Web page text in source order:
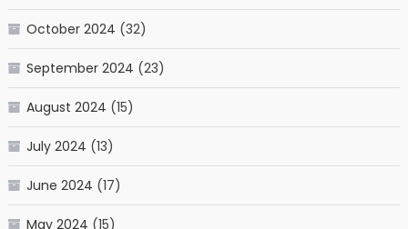
October 2024 (32)
September 2024 (23)
August 2024 (15)
July 2024 (13)
June 2024 (17)
May 2024 (15)